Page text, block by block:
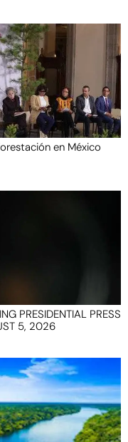
en México
PRESIDENTIAL PRESS
5, 2026